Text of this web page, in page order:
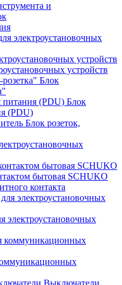
и
электроустановочных
устройств
Блок
Блок
(PDU)
Блок розеток,
бытовая SCHUKO
контакта
электроустановочных
Выключатели,